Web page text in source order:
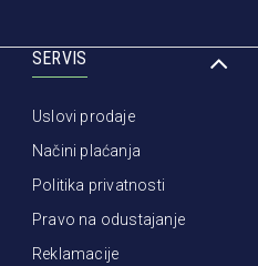
SERVIS
Uslovi prodaje
Načini plaćanja
Politika privatnosti
Pravo na odustajanje
Reklamacije